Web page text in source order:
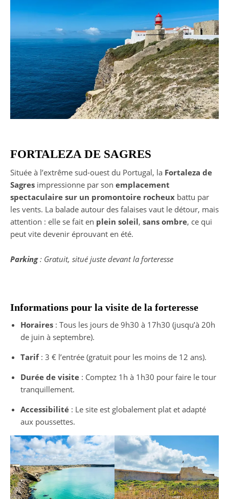
FORTALEZA DE SAGRES
Située à l’extrême sud-ouest du Portugal, la Fortaleza de
Sagres impressionne par son emplacement
spectaculaire sur un promontoire rocheux battu par
les vents. La balade autour des falaises vaut le détour, mais
attention : elle se fait en plein soleil, sans ombre, ce qui
peut vite devenir éprouvant en été.
Parking: Gratuit, situé juste devant la forteresse
Informations pour la visite de la forteresse
Horaires : Tous les jours de 9h30 à 17h30 (jusqu’à 20h
de juin à septembre).
Tarif: 3 € l’entrée (gratuit pour les moins de 12 ans).
Durée de visite : Comptez 1h à 1h30 pour faire le tour
tranquillement.
Accessibilité : Le site est globalement plat et adapté
aux poussettes.